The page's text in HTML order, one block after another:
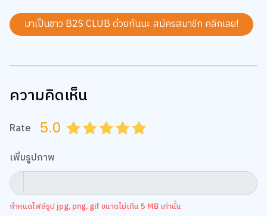
มาเป็นชาว B2S CLUB ด้วยกันนะ สมัครสมาชิก คลิกเลย!
ความคิดเห็น
Rate 5.0 4.5
4.0
3.5
3.0
2.5
2.0
1.5
1.0
0.5
เพิ่มรูปภาพ
กำหนดไฟล์รูป jpg, png, gif ขนาดไม่เกิน 5 MB เท่านั้น